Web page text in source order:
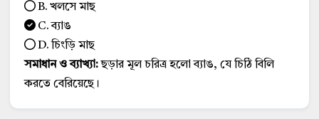
B. খলসে মাছ
C. ব্যাঙ
D. চিংড়ি মাছ
সমাধান ও ব্যাখ্যা:ছড়ার মূল চরিত্র হলো ব্যাঙ, যে চিঠি বিলি
করতে বেরিয়েছে।